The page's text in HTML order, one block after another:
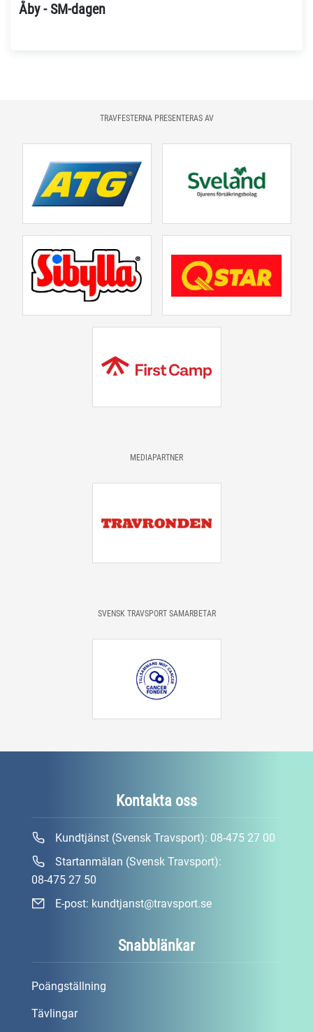
Åby - SM-dagen
TRAVFESTERNA PRESENTERAS AV
MEDIAPARTNER
SVENSK TRAVSPORT SAMARBETAR
Snabblänkar
Poängställning
Tävlingar
Kontakta oss
Kundtjänst (Svensk Travsport): 08-475 27 00
Startanmälan (Svensk Travsport):
08-475 27 50
E-post: kundtjanst@travsport.se